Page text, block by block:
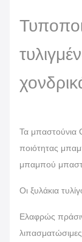
Τα μπαστούνια
ποιότητας
μπαμπού
Οι ξυλάκια
Ελαφρώς